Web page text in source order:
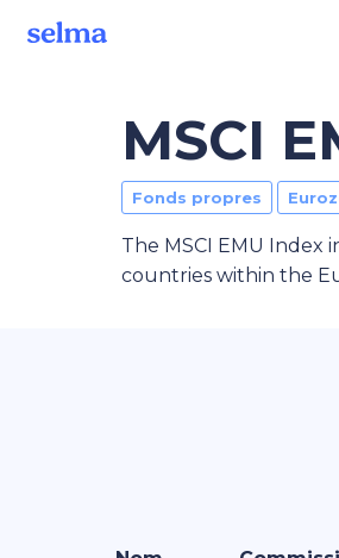
MSCI
Fonds propres
The MSCI EMU Index
countries within the